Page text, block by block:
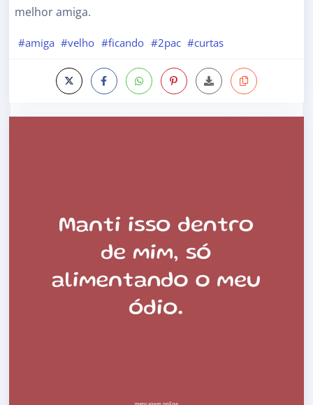
melhor amiga.
#amiga #velho #ficando #2pac #curtas